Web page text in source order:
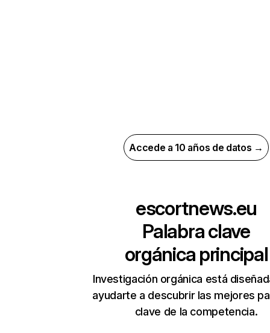
Accede a 10 años de datos →
escortnews.eu
Palabra clave
orgánica principal
Investigación orgánica está
ayudarte a descubrir las mejores
clave de la competencia.